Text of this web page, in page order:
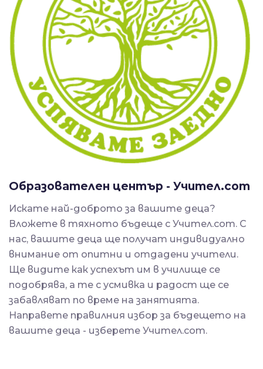
Образователен център - Учител.com
Искате най-доброто за вашите деца?
Вложете в тяхното бъдеще с Учител.com. С
нас, вашите деца ще получат индивидуално
внимание от опитни и отдадени учители.
Ще видите как успехът им в училище се
подобрява, а те с усмивка и радост ще се
забавляват по време на занятията.
Направете правилния избор за бъдещето на
вашите деца - изберете Учител.com.